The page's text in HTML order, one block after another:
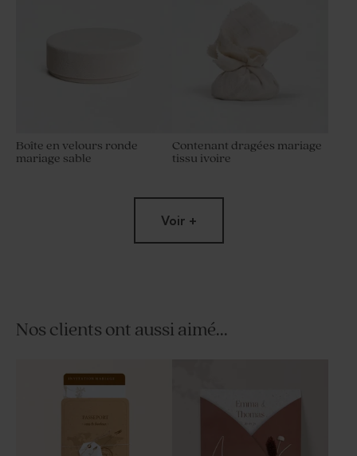
Boîte en velours ronde
mariage sable
Contenant dragées mariage
tissu ivoire
champagne 1 kg (± 1120 ex)
Voir +
Nos clients ont aussi aimé...